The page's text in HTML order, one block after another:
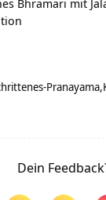
Pranayama
Dein